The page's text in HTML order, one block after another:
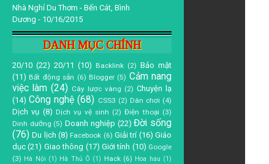
Nhà Nghỉ Du Thơm - Bến Cát, Bình
Dương - 10/16/2015
DANH MỤC CHÍNH
20/10 (22) 20/11 (10) Backlink (2) Bảo mật
(11) Bất động sản (6) Blogger (5) Cảm nang
việc làm (24) Cây lược vàng (2) Chuyện lạ
(14) Công nghệ (68) CSS3 (2) Dân chơi (4)
Dịch vụ (8) Dịch vụ vệ sinh (2) Điện thoại (3)
Dinh dưỡng (5) Doanh nghiệp (22) Đời sống
(76) Du lịch (8) Facebook (6) Giải trí (16) Giáo
dục (21) Giao thông (17) Giới tính (10) Google
(3) Hà Nội (1) Hà Thủ Ô (1) Hack (6) Hoa hau (1)